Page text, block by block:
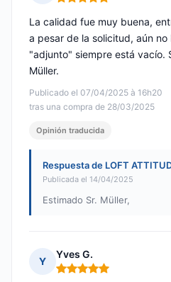
Nota: 5 de 5
Publicado el 07/04/2025 à 16h20
tras una compra de 28/03/2025
La calidad fue muy buena,
a pesar de la solicitud, aún
"adjunto" siempre está vacío.
Müller.
Opinión traducida
Respuesta de LOFT
Publicada el 14/04/2025
Estimado Sr. Müller,
Y
Yves G.
Nota: 5 de 5